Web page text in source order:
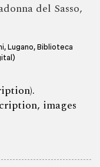
del Sasso,
Lugano, Biblioteca
images